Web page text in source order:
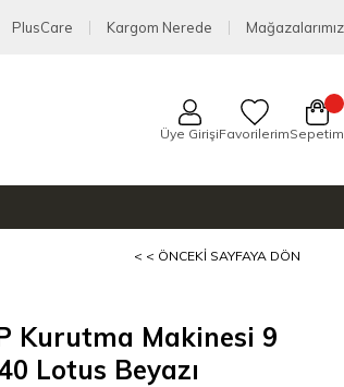
PlusCare Kargom Nerede Mağazalarımız
Üye GirişiFavorilerimSepetim
< < ÖNCEKI SAYFAYA DÖN
Kurutma Makinesi 9
Lotus Beyazı